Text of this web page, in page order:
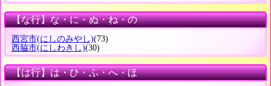
【な行】な・に・ぬ・ね・の
西宮市(にしのみやし)(73)
西脇市(にしわきし)(30)
【は行】は・ひ・ふ・へ・ほ